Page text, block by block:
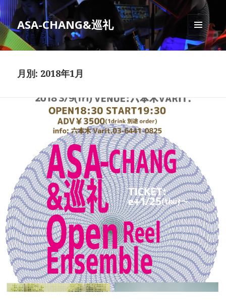
ASA-CHANG&巡礼
メニュ
ーとウ
月別: 2018年1月